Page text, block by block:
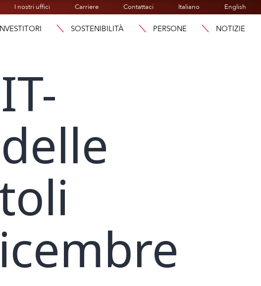
I nostri uffici Carriere Contattaci Italiano English
SOSTENIBILITÀ PERSONE NOTIZIE